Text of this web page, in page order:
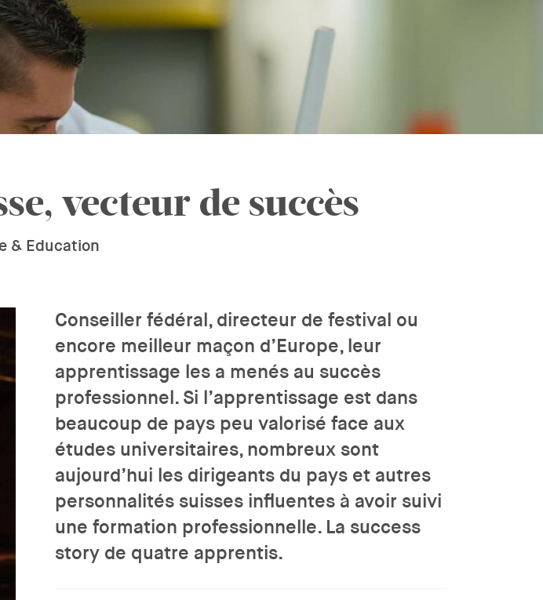
vecteur de succès
& Education
Conseiller fédéral, directeur de festival ou
encore meilleur maçon d’Europe, leur
apprentissage les a menés au succès
professionnel. Si l’apprentissage est dans
beaucoup de pays peu valorisé face aux
études universitaires, nombreux sont
aujourd’hui les dirigeants du pays et autres
personnalités suisses influentes à avoir suivi
une formation professionnelle. La success
story de quatre apprentis.